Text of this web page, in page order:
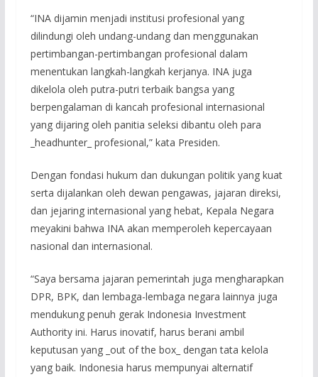
“INA dijamin menjadi institusi profesional yang
dilindungi oleh undang-undang dan menggunakan
pertimbangan-pertimbangan profesional dalam
menentukan langkah-langkah kerjanya. INA juga
dikelola oleh putra-putri terbaik bangsa yang
berpengalaman di kancah profesional internasional
yang dijaring oleh panitia seleksi dibantu oleh para
_headhunter_ profesional,” kata Presiden.
Dengan fondasi hukum dan dukungan politik yang kuat
serta dijalankan oleh dewan pengawas, jajaran direksi,
dan jejaring internasional yang hebat, Kepala Negara
meyakini bahwa INA akan memperoleh kepercayaan
nasional dan internasional.
“Saya bersama jajaran pemerintah juga mengharapkan
DPR, BPK, dan lembaga-lembaga negara lainnya juga
mendukung penuh gerak Indonesia Investment
Authority ini. Harus inovatif, harus berani ambil
keputusan yang _out of the box_ dengan tata kelola
yang baik. Indonesia harus mempunyai alternatif